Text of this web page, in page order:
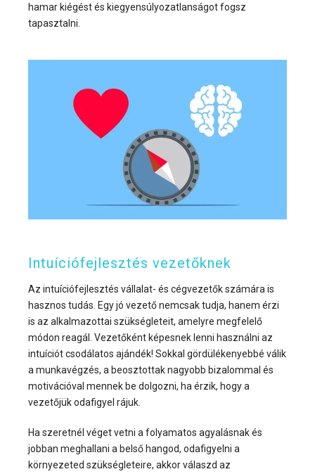
hamar kiégést és kiegyensúlyozatlanságot fogsz
tapasztalni.
Intuíciófejlesztés vezetőknek
Az intuíciófejlesztés vállalat- és cégvezetők számára is
hasznos tudás. Egy jó vezető nemcsak tudja, hanem érzi
is az alkalmazottai szükségleteit, amelyre megfelelő
módon reagál. Vezetőként képesnek lenni használni az
intuíciót csodálatos ajándék! Sokkal gördülékenyebbé válik
a munkavégzés, a beosztottak nagyobb bizalommal és
motivációval mennek be dolgozni, ha érzik, hogy a
vezetőjük odafigyel rájuk.
Ha szeretnél véget vetni a folyamatos agyalásnak és
jobban meghallani a belső hangod, odafigyelni a
környezeted szükségleteire, akkor válaszd az